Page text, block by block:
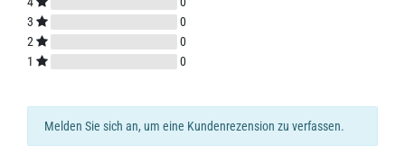
3
0
2
0
1
0
Melden Sie sich an, um eine Kundenrezension zu verfassen.